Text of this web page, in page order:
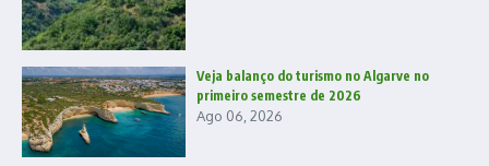
Veja balanço do turismo no Algarve no
primeiro semestre de 2026
Ago 06, 2026